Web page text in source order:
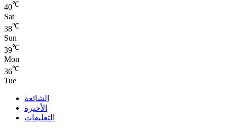
40℃
Sat
38℃
Sun
39℃
Mon
36℃
Tue
الشائعة
الأخيرة
التعليقات